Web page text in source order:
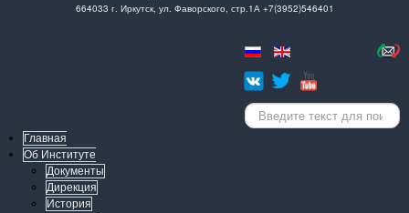
664033 г. Иркутск, ул. Фаворского, стр.1А +7(3952)546401
Искать...
Главная
Об Институте
Документы
Дирекция
История